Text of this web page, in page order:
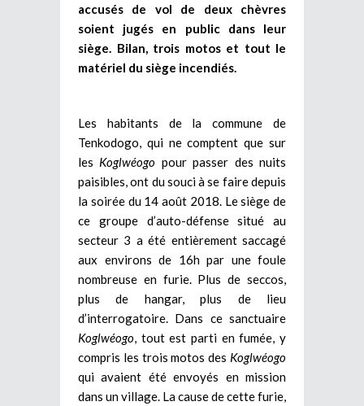
accusés de vol de deux chèvres
soient jugés en public dans leur
siège. Bilan, trois motos et tout le
matériel du siège incendiés.
Les habitants de la commune de
Tenkodogo, qui ne comptent que sur
les Koglwéogo pour passer des nuits
paisibles, ont du souci à se faire depuis
la soirée du 14 août 2018. Le siège de
ce groupe d’auto-défense situé au
secteur 3 a été entièrement saccagé
aux environs de 16h par une foule
nombreuse en furie. Plus de seccos,
plus de hangar, plus de lieu
d’interrogatoire. Dans ce sanctuaire
Koglwéogo , tout est parti en fumée, y
compris les trois motos des Koglwéogo
qui avaient été envoyés en mission
dans un village. La cause de cette furie,